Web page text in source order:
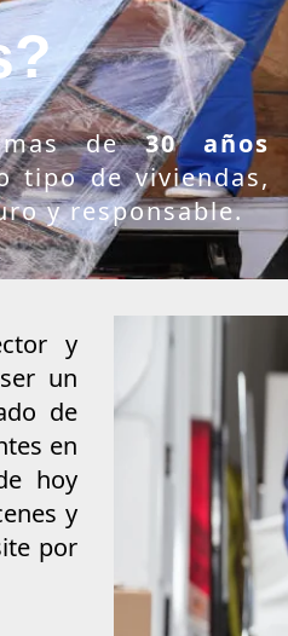
de30 años
tipo de viviendas,
y responsable.
y
un
de
en
hoy
y
por